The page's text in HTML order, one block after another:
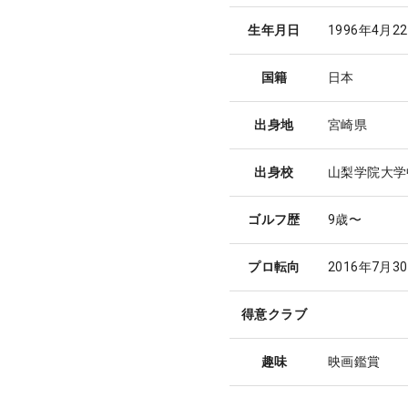
生年月日 1996年4月
国籍 日本
出身地 宮崎県
出身校 山梨学院大
ゴルフ歴 9歳〜
プロ転向 2016年7月
得意クラブ
趣味 映画鑑賞